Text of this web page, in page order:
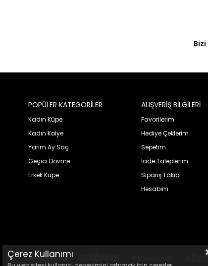
Bizi
POPÜLER KATEGORİLER
Kadın Küpe
Kadın Kolye
Yarım Ay Saç
Geçici Dövme
Erkek Küpe
ALIŞVERİŞ BİLGİLERİ
Favorilerim
Hediye Çeklerim
Sepetim
İade Taleplerim
Sipariş Takibi
Hesabım
Çerez Kullanımı